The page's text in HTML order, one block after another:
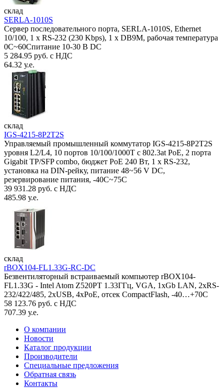
склад
SERLA-1010S
Сервер последовательного порта, SERLA-1010S, Ethernet
10/100, 1 x RS-232 (230 Kbps), 1 x DB9M, рабочая температура
0C~60Спитание 10-30 В DC
5 284.95 руб. с НДС
64.32 у.е.
склад
IGS-4215-8P2T2S
Управляемый промышленный коммутатор IGS-4215-8P2T2S
уровня L2/L4, 10 портов 10/100/1000T с 802.3at PoE, 2 порта
Gigabit TP/SFP combo, бюджет PoE 240 Вт, 1 x RS-232,
установка на DIN-рейку, питание 48~56 V DC,
резервирование питания, -40С~75C
39 931.28 руб. с НДС
485.98 у.е.
склад
rBOX104-FL1.33G-RC-DC
Безвентиляторный встраиваемый компьютер rBOX104-
FL1.33G - Intel Atom Z520PT 1.33ГГц, VGA, 1xGb LAN, 2xRS-
232/422/485, 2xUSB, 4xPoE, отсек CompactFlash, -40…+70C
58 123.76 руб. с НДС
707.39 у.е.
О компании
Новости
Каталог продукции
Производители
Специальные предложения
Обратная связь
Контакты